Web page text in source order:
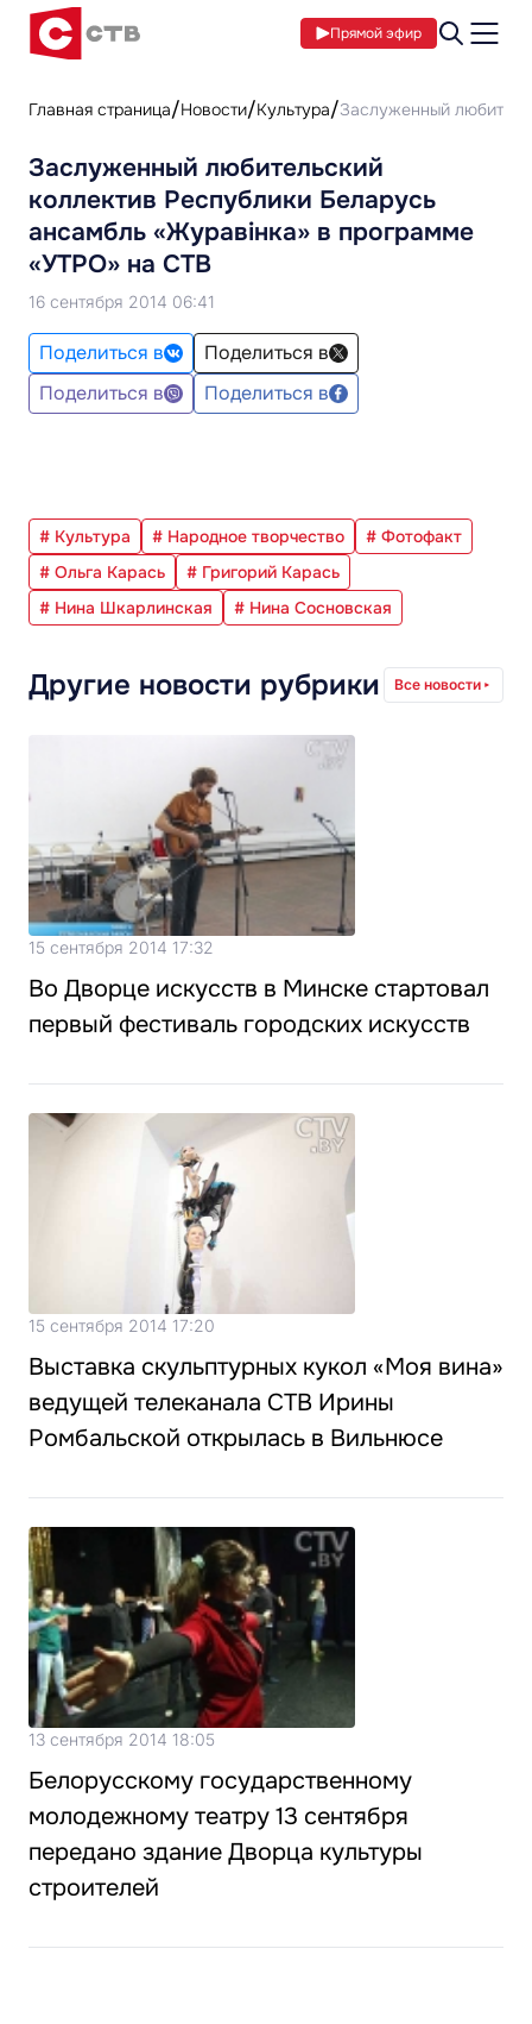
Прямой эфир
Главная страница Новости Культура Заслуженный
Заслуженный любительский
коллектив Республики Беларусь
ансамбль «Журавінка» в программе
«УТРО» на СТВ
16 сентября 2014 06:41
Поделиться в
Поделиться в
Поделиться в
Поделиться в
# Культура # Народное творчество
# Фотофакт
# Ольга Карась
# Григорий Карась
# Нина Шкарлинская
# Нина Сосновская
Другие новости рубрики Все новости
15 сентября 2014 17:32
Во Дворце искусств в Минске стартовал
первый фестиваль городских искусств
15 сентября 2014 17:20
Выставка скульптурных кукол «Моя вина»
ведущей телеканала СТВ Ирины
Ромбальской открылась в Вильнюсе
13 сентября 2014 18:05
Белорусскому государственному
молодежному театру 13 сентября
передано здание Дворца культуры
строителей